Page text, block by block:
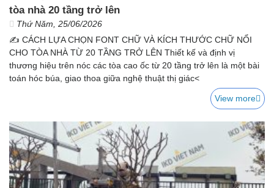
tòa nhà 20 tầng trở lên
Thứ Năm, 25/06/2026
✍️ CÁCH LỰA CHỌN FONT CHỮ VÀ KÍCH THƯỚC CHỮ NỔI
CHO TÒA NHÀ TỪ 20 TẦNG TRỞ LÊN Thiết kế và định vị
thương hiệu trên nóc các tòa cao ốc từ 20 tầng trở lên là một bài
toán hóc búa, giao thoa giữa nghệ thuật thị giác<
View more